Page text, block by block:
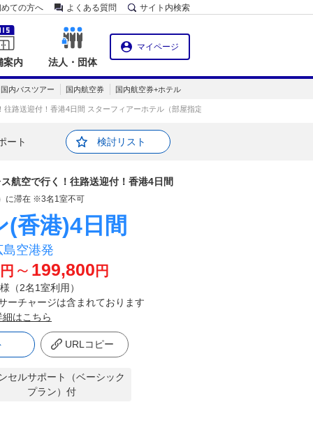
ての方へ よくある質問 サイト内検索
案内 法人・団体
マイページ
国内バスツアー 国内航空券 国内航空券+ホテル
往路送迎付！香港4日間 スターフィアーホテル（部屋指定なし）に滞在 ※3名1室不可
ート 検討リスト
航空で行く！往路送迎付！香港4日間
に滞在 ※3名1室不可
(香港)4日間
島空港発
円 ～ 199,800 円
（2名1室利用）
ーチャージは含まれております
細はこちら
URLコピー
セルサポート（ベーシック
プラン）付